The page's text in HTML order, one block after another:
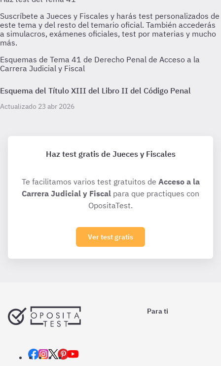
Esquemas de Tema 41 de Derecho Penal de Acceso a la
Carrera Judicial y Fiscal
Esquema del Título XIII del Libro II del Código Penal
Actualizado 23 abr 2026
Haz test gratis de Jueces y Fiscales
Te facilitamos varios test gratuitos de Acceso a la
Carrera Judicial y Fiscal para que practiques con
OpositaTest.
Ver test gratis
Para ti